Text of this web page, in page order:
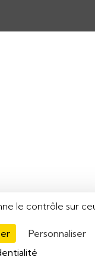
le contrôle sur
Personnaliser